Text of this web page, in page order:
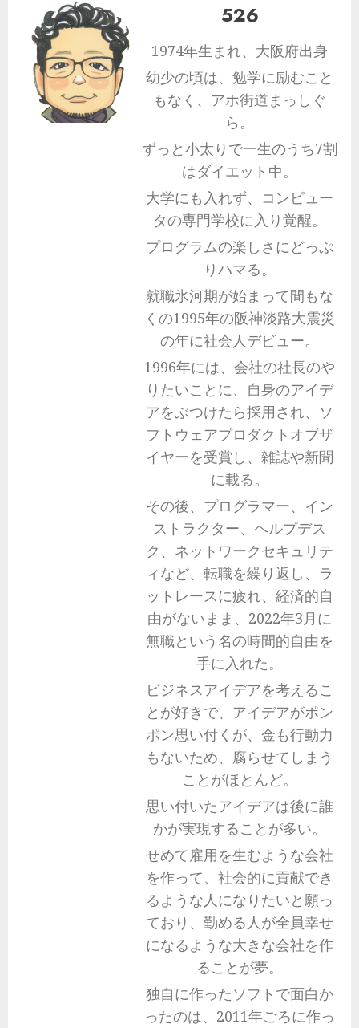
526
1974年生まれ、大阪府出身
幼少の頃は、勉学に励むこと
もなく、アホ街道まっしぐ
ら。
ずっと小太りで一生のうち7割
はダイエット中。
大学にも入れず、コンピュー
タの専門学校に入り覚醒。
プログラムの楽しさにどっぷ
りハマる。
就職氷河期が始まって間もな
くの1995年の阪神淡路大震災
の年に社会人デビュー。
1996年には、会社の社長のや
りたいことに、自身のアイデ
アをぶつけたら採用され、ソ
フトウェアプロダクトオブザ
イヤーを受賞し、雑誌や新聞
に載る。
その後、プログラマー、イン
ストラクター、ヘルプデス
ク、ネットワークセキュリテ
ィなど、転職を繰り返し、ラ
ットレースに疲れ、経済的自
由がないまま、2022年3月に
無職という名の時間的自由を
手に入れた。
ビジネスアイデアを考えるこ
とが好きで、アイデアがポン
ポン思い付くが、金も行動力
もないため、腐らせてしまう
ことがほとんど。
思い付いたアイデアは後に誰
かが実現することが多い。
せめて雇用を生むような会社
を作って、社会的に貢献でき
るような人になりたいと願っ
ており、勤める人が全員幸せ
になるような大きな会社を作
ることが夢。
独自に作ったソフトで面白か
ったのは、2011年ごろに作っ